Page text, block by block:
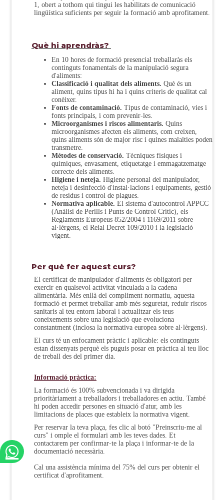
1, obert a tothom qui tingui les habilitats de comunicació
lingüística suficients per seguir la formació amb aprofitament.
Què hi aprendràs?
En 10 hores de formació presencial treballaràs els
continguts fonamentals de la manipulació segura
d'aliments:
Classificació i qualitat dels aliments. Què és un
aliment, quins tipus hi ha i quins criteris de qualitat cal
conèixer.
Fonts de contaminació. Tipus de contaminació, vies i
fonts principals, i com prevenir-les.
Microorganismes i riscos alimentaris. Quins
microorganismes afecten els aliments, com creixen,
quins aliments són de major risc i quines malalties poden
transmetre.
Mètodes de conservació. Tècniques físiques i
químiques, envasament, etiquetatge i emmagatzematge
correcte dels aliments.
Higiene i neteja. Higiene personal del manipulador,
neteja i desinfecció d'instal·lacions i equipaments, gestió
de residus i control de plagues.
Normativa aplicable. El sistema d'autocontrol APPCC
(Anàlisi de Perills i Punts de Control Crític), els
Reglaments Europeus 852/2004 i 1169/2011 sobre
al·lèrgens, el Reial Decret 109/2010 i la legislació
vigent.
Per què fer aquest curs?
El certificat de manipulador d'aliments és obligatori per
exercir en qualsevol activitat vinculada a la cadena
alimentària. Més enllà del compliment normatiu, aquesta
formació et permet treballar amb més seguretat, reduir riscos
sanitaris al teu entorn laboral i actualitzar els teus
coneixements sobre una legislació que evoluciona
constantment (inclosa la normativa europea sobre al·lèrgens).
El curs té un enfocament pràctic i aplicable: els continguts
estan dissenyats perquè els puguis posar en pràctica al teu lloc
de treball des del primer dia.
Informació pràctica:
La formació és 100% subvencionada i va dirigida
prioritàriament a treballadors i treballadores en actiu. També
hi poden accedir persones en situació d'atur, amb les
limitacions de places que estableix la normativa vigent.
Per reservar la teva plaça, fes clic al botó "Preinscriu-me al
curs" i omple el formulari amb les teves dades. Et
contactarem per confirmar-te la plaça i informar-te de la
documentació necessària.
Cal una assistència mínima del 75% del curs per obtenir el
certificat d'aprofitament.